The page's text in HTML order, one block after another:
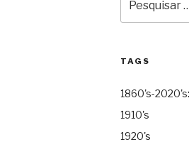
por:
TAGS
1860's-
1910's
1920's